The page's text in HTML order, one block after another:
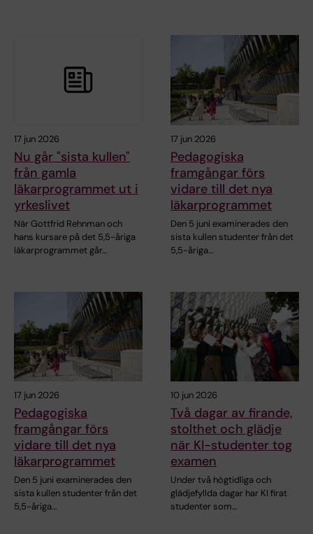
17 jun 2026
Nu går "sista kullen"
från gamla
läkarprogrammet ut i
yrkeslivet
När Gottfrid Rehnman och
hans kursare på det 5,5-åriga
läkarprogrammet går…
17 jun 2026
Pedagogiska
framgångar förs
vidare till det nya
läkarprogrammet
Den 5 juni examinerades den
sista kullen studenter från det
5,5-åriga…
17 jun 2026
Pedagogiska
framgångar förs
vidare till det nya
läkarprogrammet
Den 5 juni examinerades den
sista kullen studenter från det
5,5-åriga…
10 jun 2026
Två dagar av firande,
stolthet och glädje
när KI-studenter tog
examen
Under två högtidliga och
glädjefyllda dagar har KI firat
studenter som…